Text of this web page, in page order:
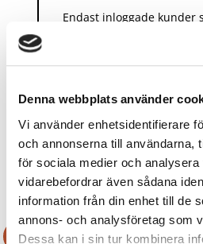
Denna webbplats använder
Vi använder enhetsidentifierare
och annonserna till användarna,
för sociala medier och
vidarebefordrar även sådana
information från din enhet till de
annons- och analysföretag som
Dessa kan i sin tur kombinera
Endast inloggade kunder
denna produkt får lämna
RELATERADE
Rea!